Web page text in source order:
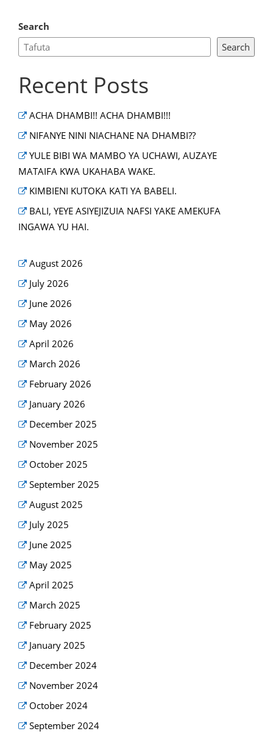
Search
Search
Recent Posts
ACHA DHAMBI!! ACHA DHAMBI!!!
NIFANYE NINI NIACHANE NA DHAMBI??
YULE BIBI WA MAMBO YA UCHAWI, AUZAYE
MATAIFA KWA UKAHABA WAKE.
KIMBIENI KUTOKA KATI YA BABELI.
BALI, YEYE ASIYEJIZUIA NAFSI YAKE AMEKUFA
INGAWA YU HAI.
August 2026
July 2026
June 2026
May 2026
April 2026
March 2026
February 2026
January 2026
December 2025
November 2025
October 2025
September 2025
August 2025
July 2025
June 2025
May 2025
April 2025
March 2025
February 2025
January 2025
December 2024
November 2024
October 2024
September 2024